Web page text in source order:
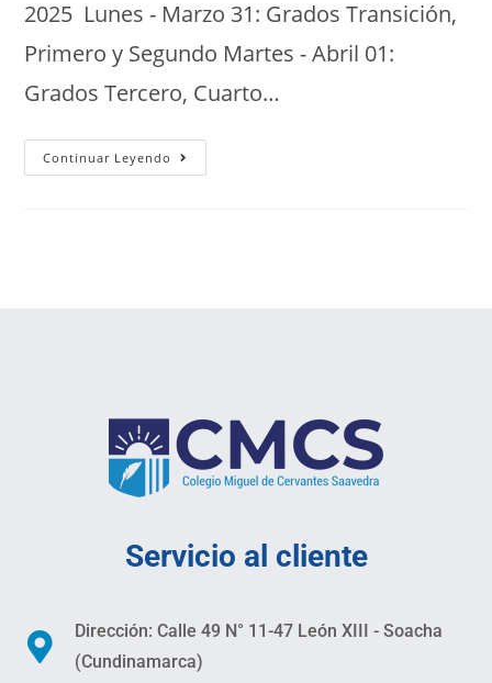
2025 Lunes - Marzo 31: Grados Transición,
Primero y Segundo Martes - Abril 01:
Grados Tercero, Cuarto…
Continuar Leyendo
Servicio al cliente
Dirección: Calle 49 N° 11-47 León XIII - Soacha
(Cundinamarca)